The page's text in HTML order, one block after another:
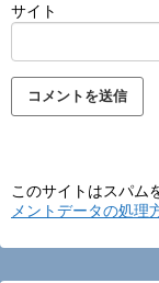
サイト
このサイトはスパム
メントデータの処理